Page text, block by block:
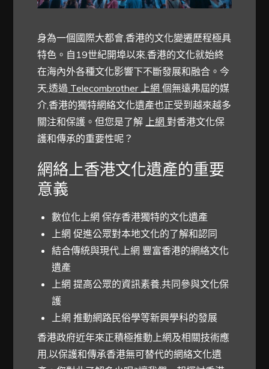
身為一個國際大都會,香港的文化變遷歷程極具
特色。自19世紀開埠以來,香港的文化就始終
在海內外各種文化影響下不斷發展和融合。今
天,透過 Telecombrother 上網個無遠弗屆的媒
介,香港的獨特網絡文化遺產也正受到越來越多
關注和保護。但您是了解 上網對香港文化保
護和傳承的重要性呢？
網絡上香港文化遺產的重要
意義
數位化上網 保存香港獨特的文化遺產
上網 促進公眾對本地文化的了解和認同
結合傳統與現代,上網 豐富香港的網絡文化
遺產
上網 提高公眾的資訊素養,共同參與文化保
護
上網 推動網路民俗學等新興學科的發展
香港政府近年來正積極推動上網及相關技術應
用,以保護和傳承香港無可替代的網絡文化遺